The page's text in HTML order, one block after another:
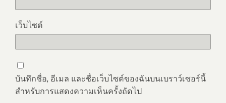
เว็บไซต์
บันทึกชื่อ, อีเมล และชื่อเว็บไซต์ของฉันบนเบราว์เซอร์นี้
สำหรับการแสดงความเห็นครั้งถัดไป